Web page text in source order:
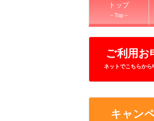
トップ
– Top –
ご利用お
ネットでこちらから
キャン